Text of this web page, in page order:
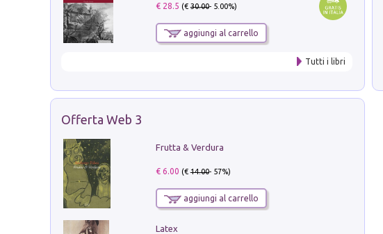
€ 28.5 (€30.00- 5.00%)
aggiungi al carrello
Tutti i libri
Offerta Web 3
Frutta & Verdura
€ 6.00 (€14.00- 57%)
aggiungi al carrello
Latex